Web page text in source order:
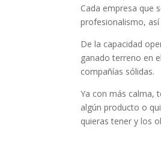
Cada empresa que
profesionalismo,
De la capacidad
ganado terreno en
compañías sólidas.
Ya con más calma,
algún producto o
quieras tener y los